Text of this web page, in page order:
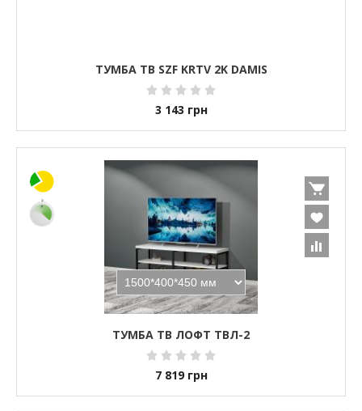
ТУМБА ТВ SZF KRTV 2K DAMIS
3 143 грн
ТУМБА ТВ ЛОФТ ТВЛ-2
7 819 грн